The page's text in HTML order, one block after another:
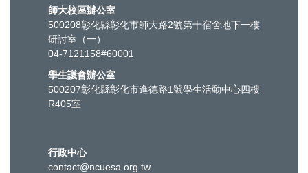
師大校區辦公室
500208彰化縣彰化市師大路2號第十宿舍地下一樓
研討室（一）
04-7121158#60001
學生議會辦公室
500207彰化縣彰化市進德路1號學生活動中心四樓
R405室
行政中心
contact@ncuesa.org.tw